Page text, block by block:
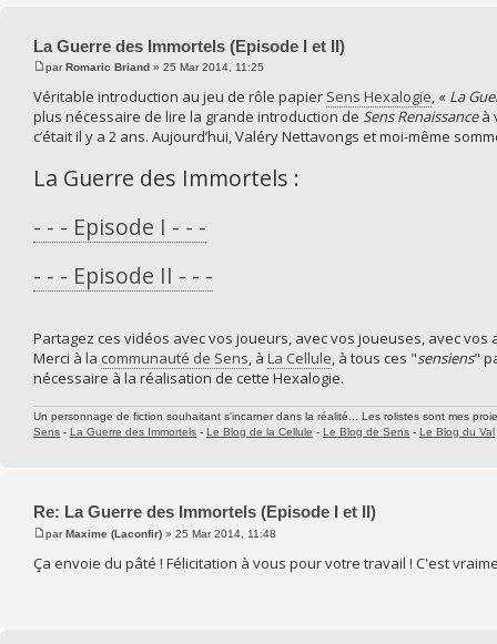
La Guerre des Immortels (Episode I et II)
parRomaric Briand » 25 Mar 2014, 11:25
Véritable introduction au jeu de rôle papier Sens Hexalogie, « La
plus nécessaire de lire la grande introduction de Sens Renaissanceà
c’était il y a 2 ans. Aujourd’hui, Valéry Nettavongs et moi-même
La Guerre des Immortels :
- - - Episode I - - -
- - - Episode II - - -
Partagez ces vidéos avec vos joueurs, avec vos joueuses, avec
Merci à la communauté de Sens, à La Cellule, à tous ces "sensiens"
nécessaire à la réalisation de cette Hexalogie.
Un personnage de fiction souhaitant s'incarner dans la réalité... Les rolistes sont mes
Sens - La Guerre des Immortels - Le Blog de la Cellule - Le Blog de Sens - Le Blog du Val
Re: La Guerre des Immortels (Episode I et II)
parMaxime (Laconfir) » 25 Mar 2014, 11:48
Ça envoie du pâté ! Félicitation à vous pour votre travail ! C'est